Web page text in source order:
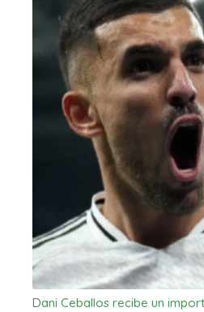
Dani Ceballos recibe un